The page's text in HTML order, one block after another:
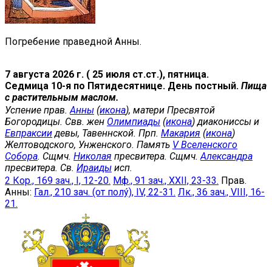
Погребение праведной Анны.
7 августа 2026 г. ( 25 июля ст.ст.), пятница.
Седмица 10-я по Пятидесятнице. День постный. Пища
с растительным маслом.
Успение прав. Анны (икона), матери Пресвятой
Богородицы. Свв. жен Олимпиады (икона) диакониссы и
Евпраксии девы, Тавеннской. Прп. Макария (икона)
Желтоводского, Унженского. Память V Вселенского
Собора. Сщмч. Николая пресвитера. Сщмч. Александра
пресвитера. Св. Ираиды исп.
2 Кор., 169 зач., I, 12-20. Мф., 91 зач., XXII, 23-33. Прав.
Анны: Гал., 210 зач. (от полу́), IV, 22-31. Лк., 36 зач., VIII, 16-
21.